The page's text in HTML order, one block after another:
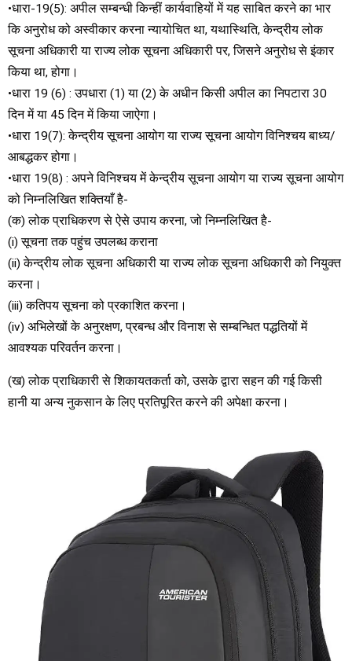
•धारा-19(5): अपील सम्बन्धी किन्हीं कार्यवाहियों में यह साबित करने का भार
कि अनुरोध को अस्वीकार करना न्यायोचित था, यथास्थिति, केन्द्रीय लोक
सूचना अधिकारी या राज्य लोक सूचना अधिकारी पर, जिसने अनुरोध से इंकार
किया था, होगा।
•धारा 19 (6) : उपधारा (1) या (2) के अधीन किसी अपील का निपटारा 30
दिन में या 45 दिन में किया जाऐगा।
•धारा 19(7): केन्द्रीय सूचना आयोग या राज्य सूचना आयोग विनिश्चय बाध्य/
आबद्धकर होगा।
•धारा 19(8) : अपने विनिश्चय में केन्द्रीय सूचना आयोग या राज्य सूचना आयोग
को निम्नलिखित शक्तियाँ है-
(क) लोक प्राधिकरण से ऐसे उपाय करना, जो निम्नलिखित है-
(i) सूचना तक पहुंच उपलब्ध कराना
(ii) केन्द्रीय लोक सूचना अधिकारी या राज्य लोक सूचना अधिकारी को नियुक्त
करना।
(iii) कतिपय सूचना को प्रकाशित करना।
(iv) अभिलेखों के अनुरक्षण, प्रबन्ध और विनाश से सम्बन्धित पद्धतियों में
आवश्यक परिवर्तन करना।
(ख) लोक प्राधिकारी से शिकायतकर्ता को, उसके द्वारा सहन की गई किसी
हानी या अन्य नुकसान के लिए प्रतिपूरित करने की अपेक्षा करना।